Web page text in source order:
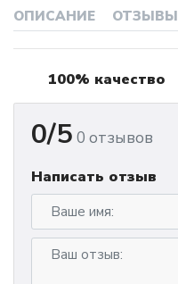
ОПИСАНИЕ ОТЗЫВЫ
100% качество
0/5 0 отзывов
Написать отзыв